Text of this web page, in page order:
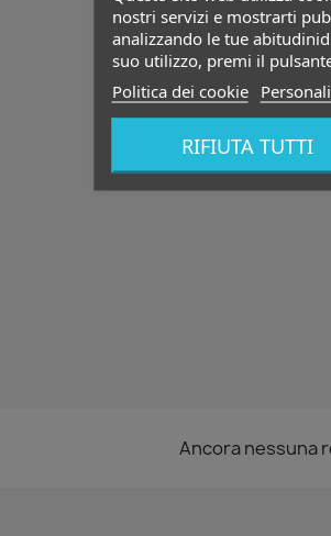
Ancora nessuna
nostri servizi e mostrarti
analizzando le tue
suo utilizzo, premi il
Politica dei cookie
RIFIUTA TUTTI